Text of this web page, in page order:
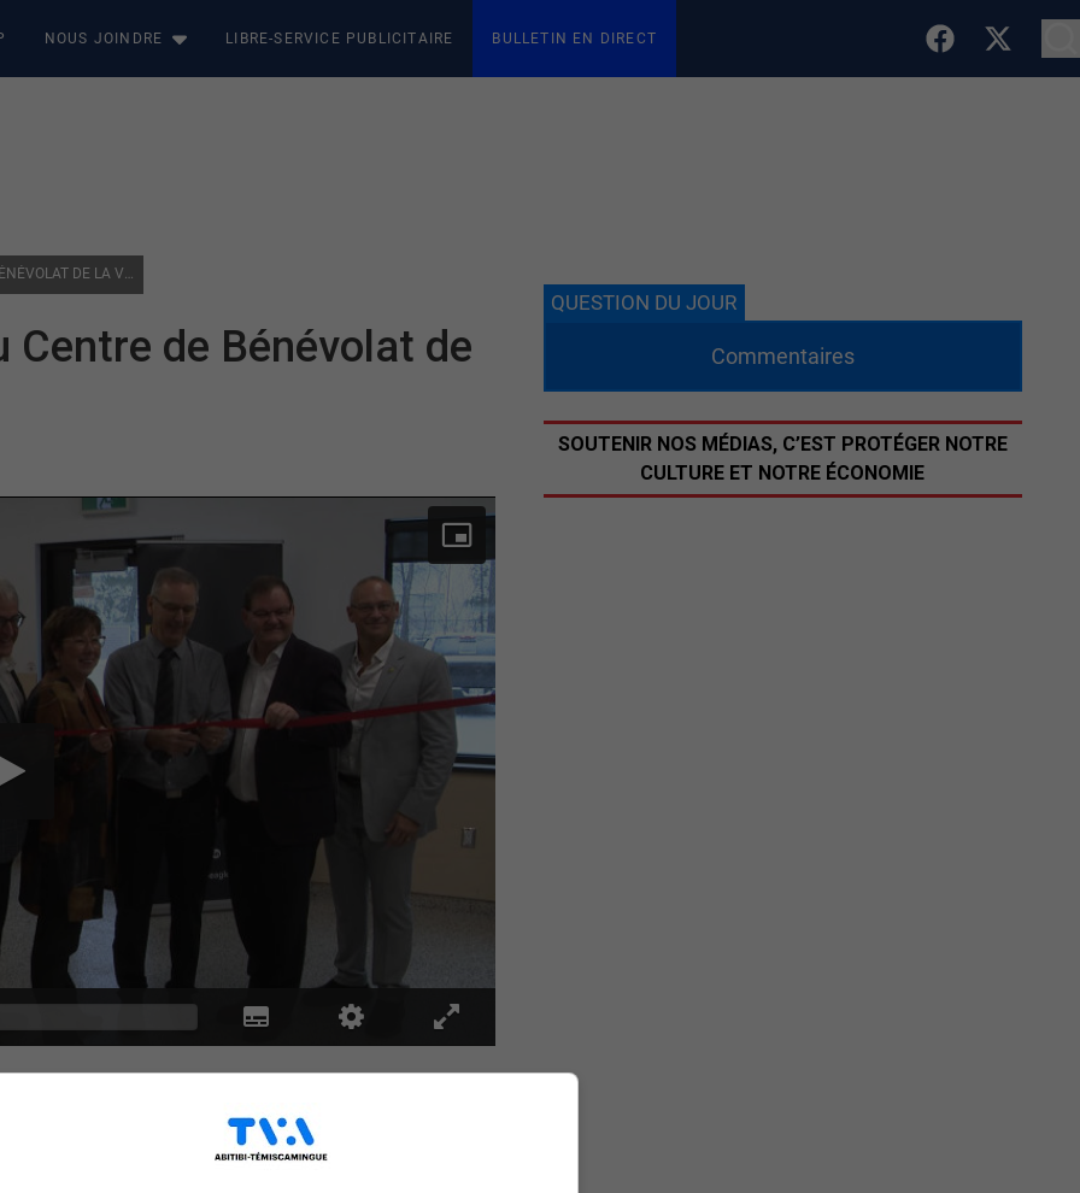
NOUS JOINDRE LIBRE-SERVICE PUBLICITAIRE BULLETIN EN DIRECT
VAL-D’OR : INAUGURATION DU CENTRE DE BÉNÉVOLAT DE LA VALLÉE-DE-L’OR
Centre de Bénévolat de
QUESTION DU JOUR
Commentaires
SOUTENIR NOS MÉDIAS, C’EST PROTÉGER NOTRE
CULTURE ET NOTRE ÉCONOMIE